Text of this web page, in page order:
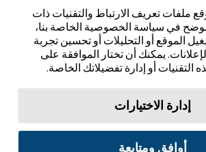
ملفات تعريف الارتباط والتقنيات ذات
في سياسة الخصوصية الخاصة بنا،
الموقع أو التحليلات أو تحسين تجربة
يمكنك أن تختار الموافقة على
التقنيات أو إدارة تفضيلاتك الخاصة.
إدارة الاختيارات
أوافق ومتابعة